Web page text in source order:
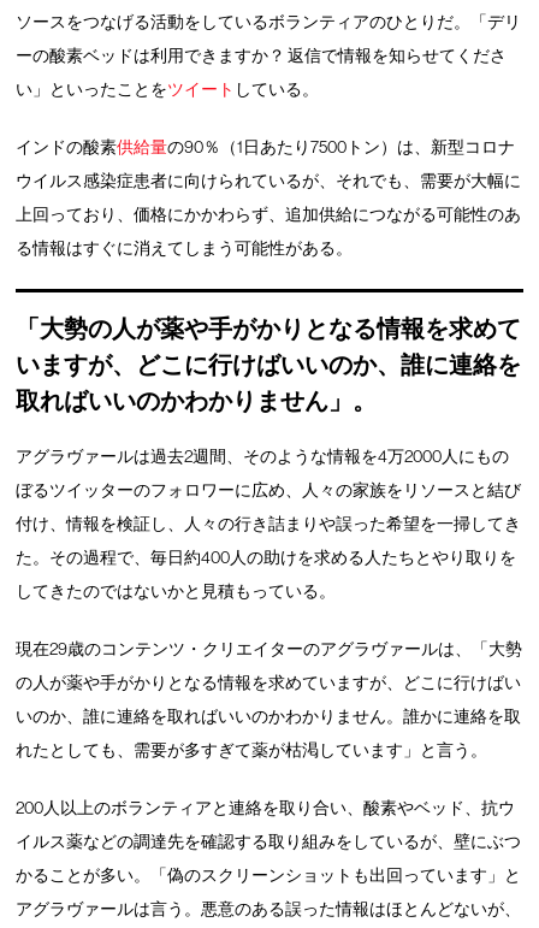
ソースをつなげる活動をしているボランティアのひとりだ。「デリ
ーの酸素ベッドは利用できますか？ 返信で情報を知らせてくださ
い」といったことをツイート している。
インドの酸素供給量の90％（1日あたり7500トン）は、新型コロナ
ウイルス感染症患者に向けられているが、それでも、需要が大幅に
上回っており、価格にかかわらず、追加供給につながる可能性のあ
る情報はすぐに消えてしまう可能性がある。
「大勢の人が薬や手がかりとなる情報を求めて
いますが、どこに行けばいいのか、誰に連絡を
取ればいいのかわかりません」。
アグラヴァールは過去2週間、そのような情報を4万2000人にもの
ぼるツイッターのフォロワーに広め、人々の家族をリソースと結び
付け、情報を検証し、人々の行き詰まりや誤った希望を一掃してき
た。その過程で、毎日約400人の助けを求める人たちとやり取りを
してきたのではないかと見積もっている。
現在29歳のコンテンツ・クリエイターのアグラヴァールは、「大勢
の人が薬や手がかりとなる情報を求めていますが、どこに行けばい
いのか、誰に連絡を取ればいいのかわかりません。誰かに連絡を取
れたとしても、需要が多すぎて薬が枯渇しています」と言う。
200人以上のボランティアと連絡を取り合い、酸素やベッド、抗ウ
イルス薬などの調達先を確認する取り組みをしているが、壁にぶつ
かることが多い。「偽のスクリーンショットも出回っています」と
アグラヴァールは言う。悪意のある誤った情報はほとんどないが、